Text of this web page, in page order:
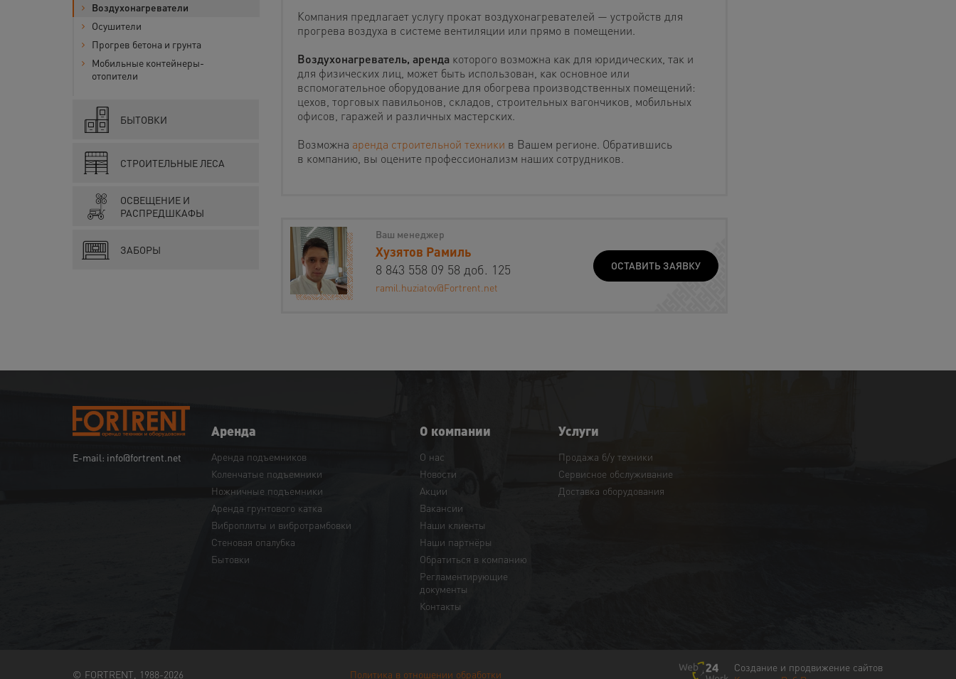
Воздухонагреватели
Осушители
Прогрев бетона и грунта
Мобильные контейнеры-
отопители
БЫТОВКИ
СТРОИТЕЛЬНЫЕ ЛЕСА
ОСВЕЩЕНИЕ И
РАСПРЕДШКАФЫ
ЗАБОРЫ
Компания предлагает услугу прокат воздухонагревателей — устройств для
прогрева воздуха в системе вентиляции или прямо в помещении.
Воздухонагреватель, арендакоторого возможна как для юридических, так и
для физических лиц, может быть использован, как основное или
вспомогательное оборудование для обогрева производственных помещений:
цехов, торговых павильонов, складов, строительных вагончиков, мобильных
офисов, гаражей и различных мастерских.
Возможна аренда строительной техники в Вашем регионе. Обратившись
в компанию, вы оцените профессионализм наших сотрудников.
Ваш менеджер
Хузятов Рамиль
8 843 558 09 58 доб. 125
ramil.huziatov@Fortrent.net
ОСТАВИТЬ ЗАЯВКУ
E-mail: info@fortrent.net
Аренда
Аренда подъемников
Коленчатые подъемники
Ножничные подъемники
Аренда грунтового катка
Виброплиты и вибротрамбовки
Cтеновая опалубка
Бытовки
О компании
О нас
Новости
Акции
Вакансии
Наши клиенты
Наши партнёры
Обратиться в компанию
Регламентирующие
документы
Контакты
Услуги
Продажа б/у техники
Сервисное обслуживание
Доставка оборудования
© FORTRENT, 1988-2026 Политика в отношении обработки
Создание и продвижение сайтов